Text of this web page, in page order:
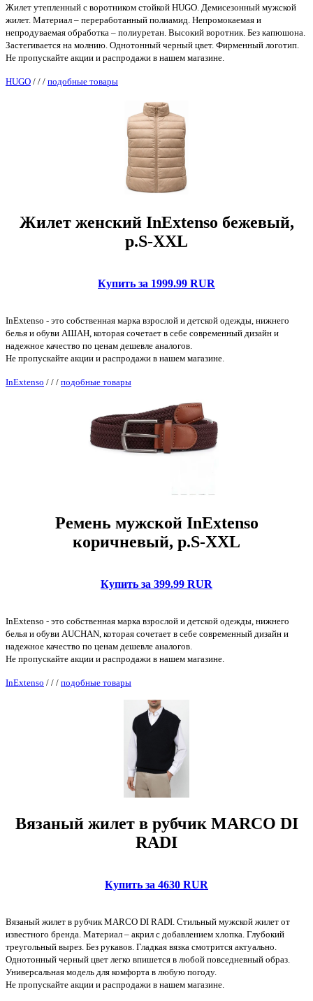
Жилет утепленный с воротником стойкой HUGO. Демисезонный мужской
жилет. Материал – переработанный полиамид. Непромокаемая и
непродуваемая обработка – полиуретан. Высокий воротник. Без капюшона.
Застегивается на молнию. Однотонный черный цвет. Фирменный логотип.
Не пропускайте акции и распродажи в нашем магазине.
HUGO / / / подобные товары
Жилет женский InExtenso бежевый,
р.S-XXL
Купить за 1999.99 RUR
InExtenso - это собственная марка взрослой и детской одежды, нижнего
белья и обуви АШАН, которая сочетает в себе современный дизайн и
надежное качество по ценам дешевле аналогов.
Не пропускайте акции и распродажи в нашем магазине.
InExtenso / / / подобные товары
Ремень мужской InExtenso
коричневый, р.S-XXL
Купить за 399.99 RUR
InExtenso - это собственная марка взрослой и детской одежды, нижнего
белья и обуви AUCHAN, которая сочетает в себе современный дизайн и
надежное качество по ценам дешевле аналогов.
Не пропускайте акции и распродажи в нашем магазине.
InExtenso / / / подобные товары
Вязаный жилет в рубчик MARCO DI
RADI
Купить за 4630 RUR
Вязаный жилет в рубчик MARCO DI RADI. Стильный мужской жилет от
известного бренда. Материал – акрил с добавлением хлопка. Глубокий
треугольный вырез. Без рукавов. Гладкая вязка смотрится актуально.
Однотонный черный цвет легко впишется в любой повседневный образ.
Универсальная модель для комфорта в любую погоду.
Не пропускайте акции и распродажи в нашем магазине.